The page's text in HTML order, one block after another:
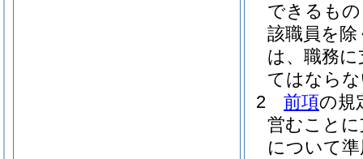
できるも
該職員を除
は、職務
てはなら
2
前項の規
営むこと
について